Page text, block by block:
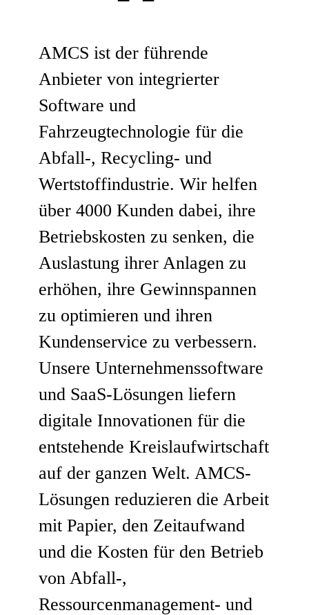
AMCS ist der führende
Anbieter von integrierter
Software und
Fahrzeugtechnologie für die
Abfall-, Recycling- und
Wertstoffindustrie. Wir helfen
über 4000 Kunden dabei, ihre
Betriebskosten zu senken, die
Auslastung ihrer Anlagen zu
erhöhen, ihre Gewinnspannen
zu optimieren und ihren
Kundenservice zu verbessern.
Unsere Unternehmenssoftware
und SaaS-Lösungen liefern
digitale Innovationen für die
entstehende Kreislaufwirtschaft
auf der ganzen Welt. AMCS-
Lösungen reduzieren die Arbeit
mit Papier, den Zeitaufwand
und die Kosten für den Betrieb
von Abfall-,
Ressourcenmanagement- und